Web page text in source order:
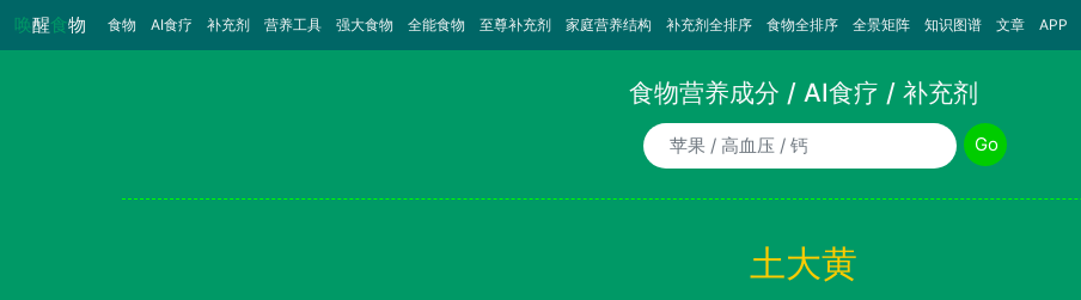
唤醒食物 食物 （当前）
AI食疗 补充剂 营养工具 强大食物 全能食物 至尊补充剂 家庭营养结构 补充剂全排序 食物全排序 全景矩阵 知识图谱 文章 APP
食物营养成分 / AI食疗 / 补充剂
食物/AI食疗诉求/补充剂名称
Go
土大黄